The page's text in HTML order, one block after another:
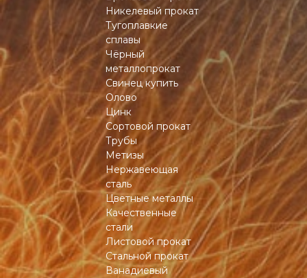
Никелевый прокат
Тугоплавкие
сплавы
Чёрный
металлопрокат
Свинец купить
Олово
Цинк
Сортовой прокат
Трубы
Метизы
Нержавеющая
сталь
Цветные металлы
Качественные
стали
Листовой прокат
Стальной прокат
Ванадиевый